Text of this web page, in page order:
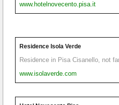
www.hotelnovecento.pisa.it
Residence Isola Verde
Residence in Pisa Cisanello, not
www.isolaverde.com